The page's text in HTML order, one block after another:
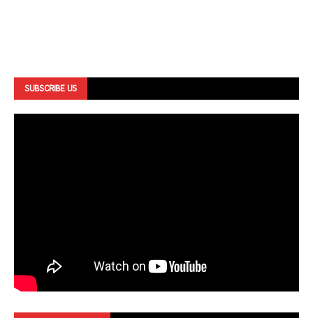
SUBSCRIBE US